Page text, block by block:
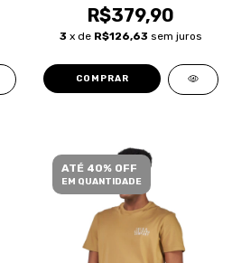
R$379,90
3 x de R$126,63 sem juros
COMPRAR
ATÉ 40% OFF
EM QUANTIDADE